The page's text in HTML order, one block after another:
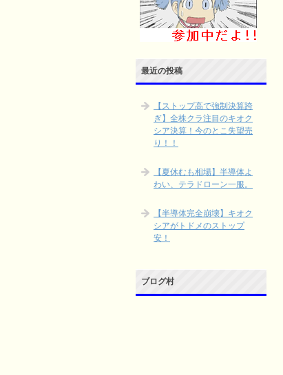
最近の投稿
【ストップ高で強制決算跨
ぎ】全株クラ注目のキオク
シア決算！今のとこ失望売
り！！
【夏休むも相場】半導体よ
わい、テラドローン一服。
【半導体完全崩壊】キオク
シアがトドメのストップ
安！
ブログ村